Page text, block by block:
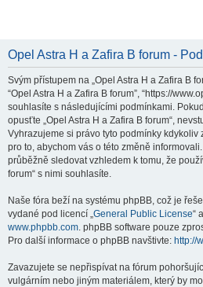
Opel Astra H a Zafira B forum -
Svým přístupem na „Opel Astra H a Zafira B
“Opel Astra H a Zafira B forum”, “https://
souhlasíte s následujícími podmínkami.
opusťte „Opel Astra H a Zafira B forum“,
Vyhrazujeme si právo tyto podmínky kdykoliv
pro to, abychom vás o této změně
průběžně sledovat vzhledem k tomu, že
forum“ s nimi souhlasíte.
Naše fóra beží na systému phpBB, což je
vydané pod licencí „General Public License“
www.phpbb.com. phpBB software pouze
Pro další informace o phpBB navštivte: http://
Zavazujete se nepřispívat na fórum
vulgárním nebo jiným materiálem, který by